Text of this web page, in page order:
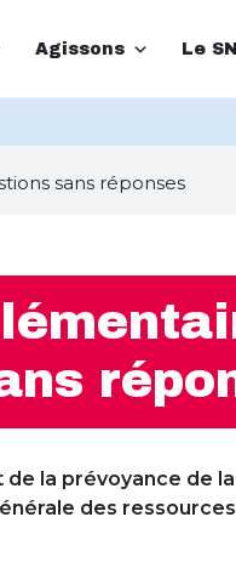
Agissons Le
sans réponses
la prévoyance de
des ressources